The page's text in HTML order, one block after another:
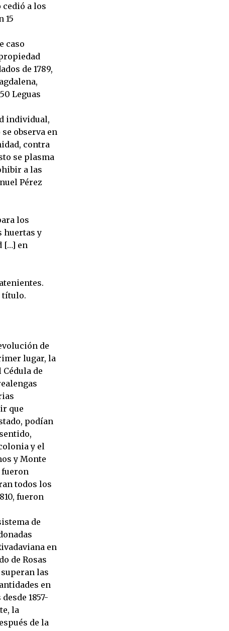
cedió a los
15
caso
de 1789,
Leguas
individual,
observa en
contra
se plasma
a las
Pérez
los
huertas y
[…] en
título.
de
lugar, la
de
que
podían
y el
y Monte
fueron
todos los
fueron
de
en
de Rosas
superan las
en
1857-
la
de la